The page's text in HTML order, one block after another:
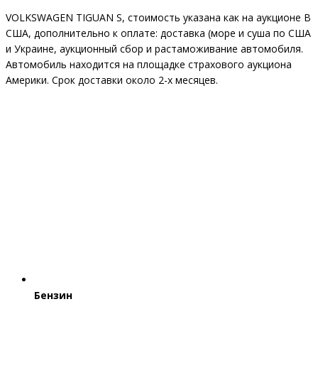
VOLKSWAGEN TIGUAN S, стоимость указана как на аукционе В
США, дополнительно к оплате: доставка (море и суша по США
и Украине, аукционный сбор и растаможивание автомобиля.
Автомобиль находится на площадке страхового аукциона
Америки. Срок доставки около 2-x месяцев.
Бензин